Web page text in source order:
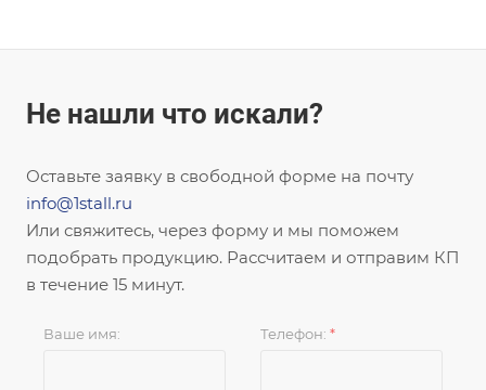
Не нашли что искали?
Оставьте заявку в свободной форме на почту
info@1stall.ru
Или свяжитесь, через форму и мы поможем
подобрать продукцию. Рассчитаем и отправим КП
в течение 15 минут.
Ваше имя: Телефон: *